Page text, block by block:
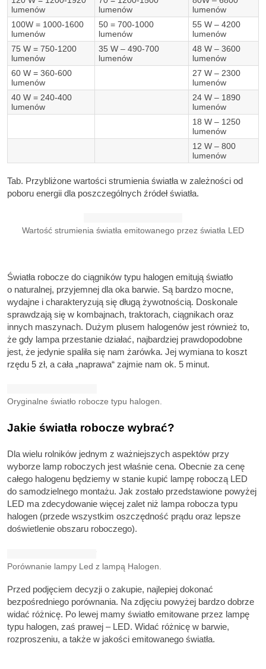
lumenów
lumenów
lumenów
100W = 1000-1600
lumenów
50 = 700-1000
lumenów
55 W – 4200
lumenów
75 W = 750-1200
lumenów
35 W – 490-700
lumenów
48 W – 3600
lumenów
60 W = 360-600
lumenów
27 W – 2300
lumenów
40 W = 240-400
lumenów
24 W – 1890
lumenów
18 W – 1250
lumenów
12 W – 800
lumenów
Tab. Przybliżone wartości strumienia światła w zależności od
poboru energii dla poszczególnych źródeł światła.
Wartość strumienia światła emitowanego przez światła LED
Światła robocze do ciągników typu halogen emitują światło
o naturalnej, przyjemnej dla oka barwie. Są bardzo mocne,
wydajne i charakteryzują się długą żywotnością. Doskonale
sprawdzają się w kombajnach, traktorach, ciągnikach oraz
innych maszynach. Dużym plusem halogenów jest również to,
że gdy lampa przestanie działać, najbardziej prawdopodobne
jest, że jedynie spaliła się nam żarówka. Jej wymiana to koszt
rzędu 5 zł, a cała „naprawa“ zajmie nam ok. 5 minut.
Oryginalne światło robocze typu halogen.
Jakie światła robocze wybrać?
Dla wielu rolników jednym z ważniejszych aspektów przy
wyborze lamp roboczych jest właśnie cena. Obecnie za cenę
całego halogenu będziemy w stanie kupić lampę roboczą LED
do samodzielnego montażu. Jak zostało przedstawione powyżej
LED ma zdecydowanie więcej zalet niż lampa robocza typu
halogen (przede wszystkim oszczędność prądu oraz lepsze
doświetlenie obszaru roboczego).
Porównanie lampy Led z lampą Halogen.
Przed podjęciem decyzji o zakupie, najlepiej dokonać
bezpośredniego porównania. Na zdjęciu powyżej bardzo dobrze
widać różnicę. Po lewej mamy światło emitowane przez lampę
typu halogen, zaś prawej – LED. Widać różnicę w barwie,
rozproszeniu, a także w jakości emitowanego światła.